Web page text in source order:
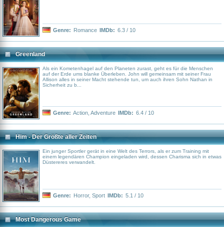
Genre: Romance IMDb: 6.3 / 10
Greenland
Als ein Kometenhagel auf den Planeten zurast, geht es für die Menschen
auf der Erde ums blanke Überleben. John will gemeinsam mit seiner Frau
Allison alles in seiner Macht stehende tun, um auch ihren Sohn Nathan in
Sicherheit zu b...
Genre: Action Adventure IMDb: 6.4 / 10
Him - Der Größte aller Zeiten
Ein junger Sportler gerät in eine Welt des Terrors, als er zum Training mit
einem legendären Champion eingeladen wird, dessen Charisma sich in etwas
Düstereres verwandelt.
Genre: Horror, Sport IMDb: 5.1 / 10
Most Dangerous Game